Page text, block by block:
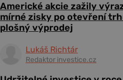
Americké akcie zažily
mírné zisky po otevření
plošný výprodej
Lukáš Richtár
Redaktor investice.cz